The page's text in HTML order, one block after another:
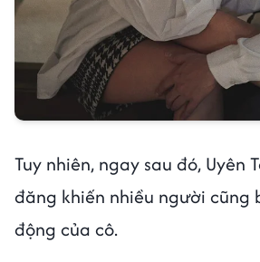
Tuy nhiên, ngay sau đó, Uyên
đăng khiến nhiều người cũng
động của cô.